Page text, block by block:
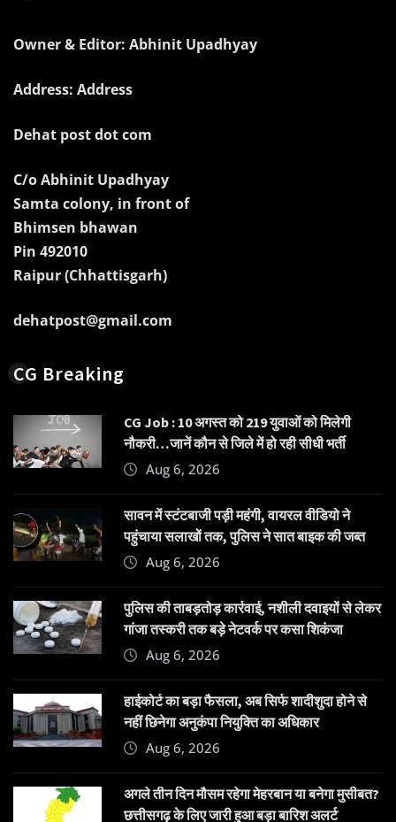
Owner & Editor: Abhinit Upadhyay
Address: Address
Dehat post dot com
C/o Abhinit Upadhyay
Samta colony, in front of
Bhimsen bhawan
Pin 492010
Raipur (Chhattisgarh)
dehatpost@gmail.com
CG Breaking
CG Job : 10 अगस्त को 219 युवाओं को मिलेगी
नौकरी…जानें कौन से जिले में हो रही सीधी भर्ती
Aug 6, 2026
सावन में स्टंटबाजी पड़ी महंगी, वायरल वीडियो ने
पहुंचाया सलाखों तक, पुलिस ने सात बाइक की जब्त
Aug 6, 2026
पुलिस की ताबड़तोड़ कार्रवाई, नशीली दवाइयों से लेकर
गांजा तस्करी तक बड़े नेटवर्क पर कसा शिकंजा
Aug 6, 2026
हाईकोर्ट का बड़ा फैसला, अब सिर्फ शादीशुदा होने से
नहीं छिनेगा अनुकंपा नियुक्ति का अधिकार
Aug 6, 2026
अगले तीन दिन मौसम रहेगा मेहरबान या बनेगा मुसीबत?
छत्तीसगढ़ के लिए जारी हुआ बड़ा बारिश अलर्ट